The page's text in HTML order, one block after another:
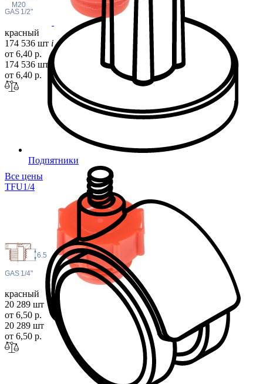
Подпятники
GAS 1/2"
M20
красный
174 536 шт i
от 6,40 р.
174 536 шт
от 6,40 р.
Все цены
TFU1/4
6.5
GAS 1/4"
красный
20 289 шт
от 6,50 р.
20 289 шт
от 6,50 р.